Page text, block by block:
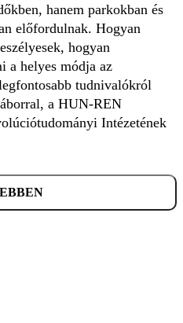
hanem parkokban és
előfordulnak. Hogyan
hogyan
a helyes módja az
tudnivalókról
a HUN-REN
Intézetének